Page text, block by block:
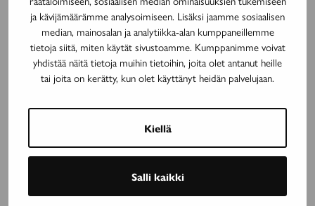
ja kävijämäärämme analysoimiseen. Lisäksi jaamme sosiaalisen
median, mainosalan ja analytiikka-alan kumppaneillemme
tietoja siitä, miten käytät sivustoamme. Kumppanimme voivat
yhdistää näitä tietoja muihin tietoihin, joita olet antanut heille
tai joita on kerätty, kun olet käyttänyt heidän palvelujaan.
Kiellä
Salli kaikki
MAINOS